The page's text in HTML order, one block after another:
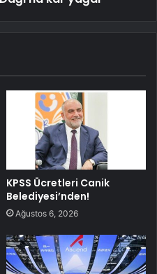
KPSS Ücretleri Canik
Belediyesi’nden!
Ağustos 6, 2026